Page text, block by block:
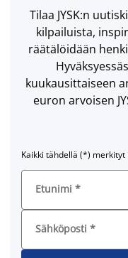
Tilaa JYSK:n
kilpailuista,
räätälöidään
kuukausittaiseen
euron arvoisen
Kaikki tähdellä (*)
Etunimi *
Sähköposti *